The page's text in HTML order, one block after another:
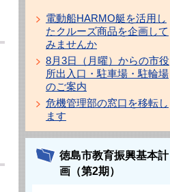
電動船HARMO艇を活用し
たクルーズ商品を企画して
みませんか
8月3日（月曜）からの市役
所出入口・駐車場・駐輪場
のご案内
危機管理部の窓口を移転し
ます
徳島市教育振興基本計
画（第2期）